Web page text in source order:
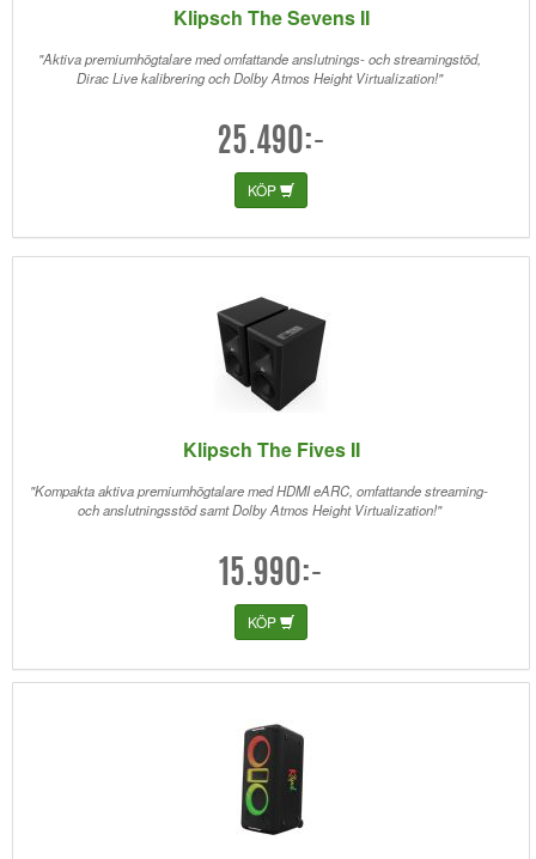
Klipsch The Sevens II
"Aktiva premiumhögtalare med omfattande anslutnings- och streamingstöd,
Dirac Live kalibrering och Dolby Atmos Height Virtualization!"
25.490:-
KÖP
Klipsch The Fives II
"Kompakta aktiva premiumhögtalare med HDMI eARC, omfattande streaming-
och anslutningsstöd samt Dolby Atmos Height Virtualization!"
15.990:-
KÖP